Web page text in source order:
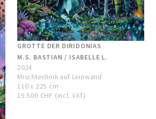
GROTTE DER DIRIDONIAS
M.S. BASTIAN / ISABELLE L.
2024
Mischtechnik auf Leinwand
110 x 225 cm
19.500 CHF (incl. VAT)